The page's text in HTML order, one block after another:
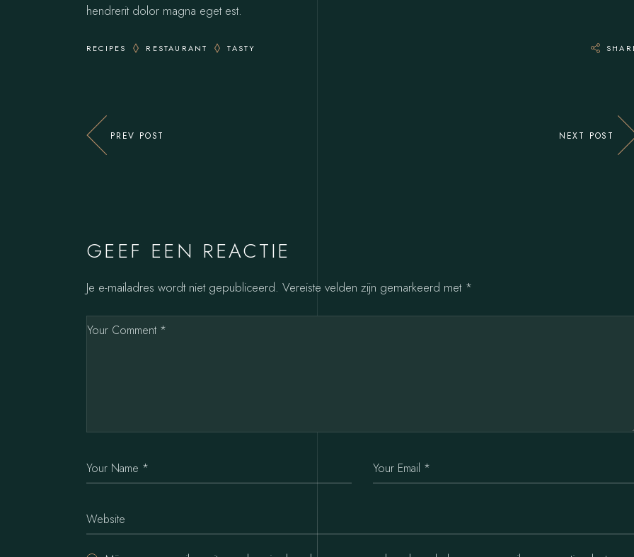
hendrerit dolor magna eget est.
RECIPES RESTAURANT TASTY
PREV POST NEXT POST
GEEF EEN REACTIE
Je e-mailadres wordt niet gepubliceerd. Vereiste velden zijn gemarkeerd met *